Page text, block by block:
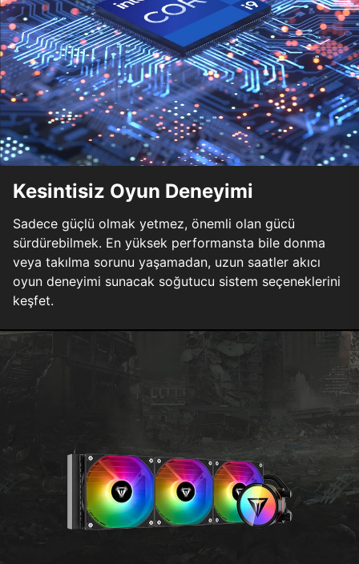
Kesintisiz Oyun Deneyimi
Sadece güçlü olmak yetmez, önemli olan gücü
sürdürebilmek. En yüksek performansta bile donma
veya takılma sorunu yaşamadan, uzun saatler akıcı
oyun deneyimi sunacak soğutucu sistem seçeneklerini
keşfet.